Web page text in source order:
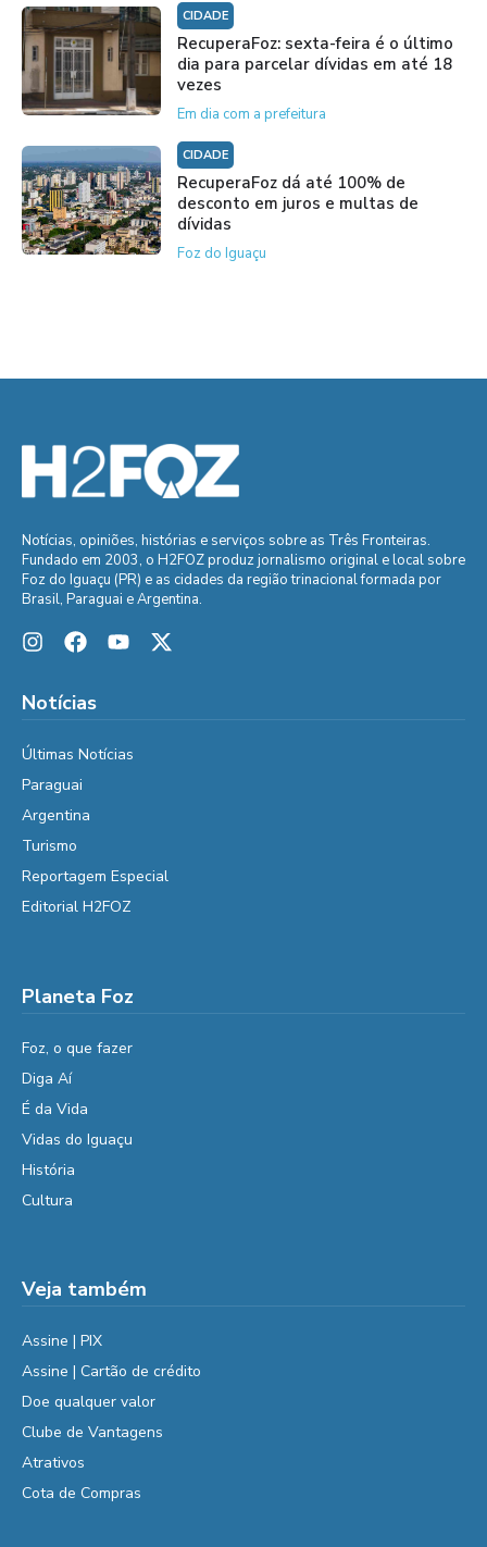
CIDADE
RecuperaFoz: sexta-feira é o último
dia para parcelar dívidas em até 18
vezes
Em dia com a prefeitura
CIDADE
RecuperaFoz dá até 100% de
desconto em juros e multas de
dívidas
Foz do Iguaçu
Notícias, opiniões, histórias e serviços sobre as Três Fronteiras.
Fundado em 2003, o H2FOZ produz jornalismo original e local sobre
Foz do Iguaçu (PR) e as cidades da região trinacional formada por
Brasil, Paraguai e Argentina.
Notícias
Últimas Notícias
Paraguai
Argentina
Turismo
Reportagem Especial
Editorial H2FOZ
Planeta Foz
Foz, o que fazer
Diga Aí
É da Vida
Vidas do Iguaçu
História
Cultura
Veja também
Assine | PIX
Assine | Cartão de crédito
Doe qualquer valor
Clube de Vantagens
Atrativos
Cota de Compras